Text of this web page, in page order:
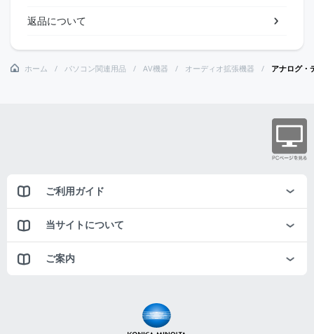
返品について
ホーム パソコン関連用品 AV機器 オーディオ拡張機器 アナログ・
ご利用ガイド
当サイトについて
ご案内